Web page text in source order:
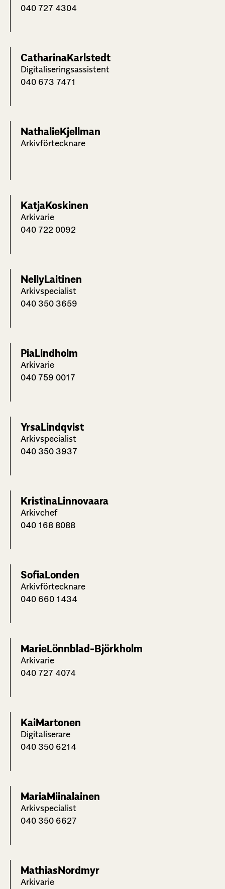
040 727 4304
CatharinaKarlstedt
Digitaliseringsassistent
040 673 7471
NathalieKjellman
Arkivförtecknare
KatjaKoskinen
Arkivarie
040 722 0092
NellyLaitinen
Arkivspecialist
040 350 3659
PiaLindholm
Arkivarie
040 759 0017
YrsaLindqvist
Arkivspecialist
040 350 3937
KristinaLinnovaara
Arkivchef
040 168 8088
SofiaLonden
Arkivförtecknare
040 660 1434
MarieLönnblad-Björkholm
Arkivarie
040 727 4074
KaiMartonen
Digitaliserare
040 350 6214
MariaMiinalainen
Arkivspecialist
040 350 6627
MathiasNordmyr
Arkivarie